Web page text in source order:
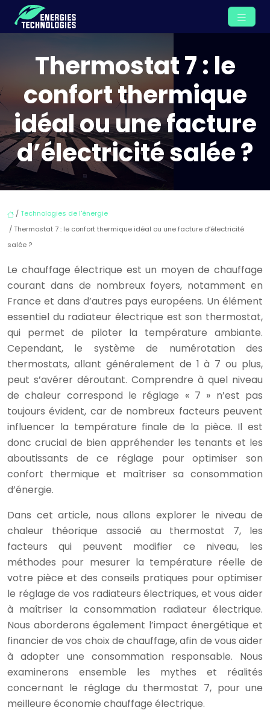
Thermostat 7 : le
confort thermique
idéal ou une facture
d’électricité salée ?
/Technologies de l'énergie
/ Thermostat 7 : le confort thermique idéal ou une facture d’électricité
salée ?
Le chauffage électrique est un moyen de chauffage
courant dans de nombreux foyers, notamment en
France et dans d’autres pays européens. Un élément
essentiel du radiateur électrique est son thermostat,
qui permet de piloter la température ambiante.
Cependant, le système de numérotation des
thermostats, allant généralement de 1 à 7 ou plus,
peut s’avérer déroutant. Comprendre à quel niveau
de chaleur correspond le réglage « 7 » n’est pas
toujours évident, car de nombreux facteurs peuvent
influencer la température finale de la pièce. Il est
donc crucial de bien appréhender les tenants et les
aboutissants de ce réglage pour optimiser son
confort thermique et maîtriser sa consommation
d’énergie.
Dans cet article, nous allons explorer le niveau de
chaleur théorique associé au thermostat 7, les
facteurs qui peuvent modifier ce niveau, les
méthodes pour mesurer la température réelle de
votre pièce et des conseils pratiques pour optimiser
le réglage de vos radiateurs électriques, et vous aider
à maîtriser la consommation radiateur électrique.
Nous aborderons également l’impact énergétique et
financier de vos choix de chauffage, afin de vous aider
à adopter une consommation responsable. Nous
examinerons ensemble les mythes et réalités
concernant le réglage du thermostat 7, pour une
meilleure économie chauffage électrique.